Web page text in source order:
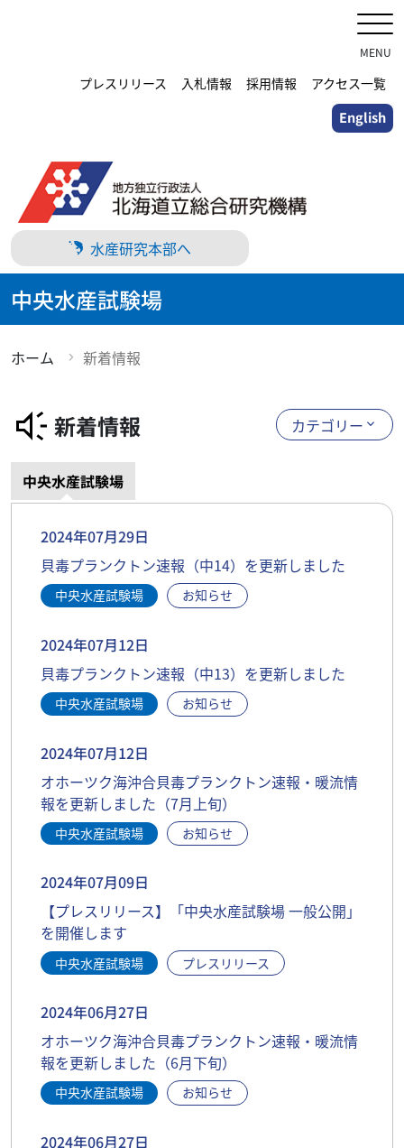
プ
プレスリリース 入札情報 採用情報 アクセス一覧
English
MENU
水産研究本部へ
中央水産試験場
ホーム 新着情報
新着情報
中央水産試験場
2024年07月29日
貝毒プランクトン速報（中14）を更新しました
中央水産試験場 お知らせ
2024年07月12日
貝毒プランクトン速報（中13）を更新しました
中央水産試験場 お知らせ
2024年07月12日
オホーツク海沖合貝毒プランクトン速報・暖流情
報を更新しました（7月上旬）
中央水産試験場 お知らせ
2024年07月09日
【プレスリリース】「中央水産試験場 一般公開」
を開催します
中央水産試験場 プレスリリース
2024年06月27日
オホーツク海沖合貝毒プランクトン速報・暖流情
報を更新しました（6月下旬）
中央水産試験場 お知らせ
2024年06月27日
カテゴリー